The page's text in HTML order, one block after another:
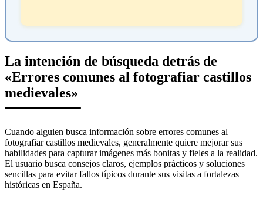
La intención de búsqueda detrás de
«Errores comunes al fotografiar castillos
medievales»
Cuando alguien busca información sobre errores comunes al
fotografiar castillos medievales, generalmente quiere mejorar sus
habilidades para capturar imágenes más bonitas y fieles a la realidad.
El usuario busca consejos claros, ejemplos prácticos y soluciones
sencillas para evitar fallos típicos durante sus visitas a fortalezas
históricas en España.